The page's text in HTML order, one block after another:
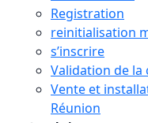
Registration
reinitialisation
s’inscrire
Validation de la
Vente et
Réunion